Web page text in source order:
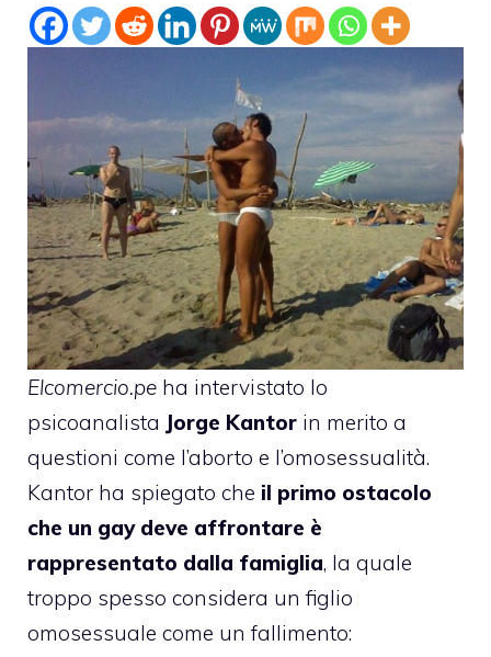
Elcomercio.pe ha intervistato lo
psicoanalista Jorge Kantor in merito a
questioni come l’aborto e l’omosessualità.
Kantor ha spiegato che il primo ostacolo
che un gay deve affrontare è
rappresentato dalla famiglia, la quale
troppo spesso considera un figlio
omosessuale come un fallimento: